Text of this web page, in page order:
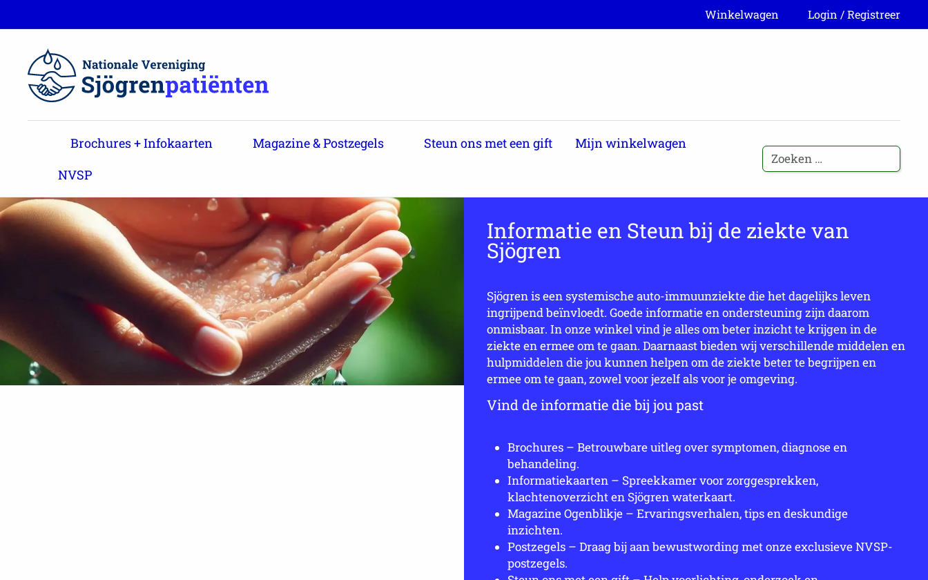
Winkelwagen Login / Registreer
Brochures + Infokaarten Magazine & Postzegels Steun ons met een gift
Mijn winkelwagen
NVSP
Informatie en Steun bij de ziekte van
Sjögren
Sjögren is een systemische auto-immuunziekte die het dagelijks leven
ingrijpend beïnvloedt. Goede informatie en ondersteuning zijn daarom
onmisbaar. In onze winkel vind je alles om beter inzicht te krijgen in de
ziekte en ermee om te gaan. Daarnaast bieden wij verschillende middelen en
hulpmiddelen die jou kunnen helpen om de ziekte beter te begrijpen en
ermee om te gaan, zowel voor jezelf als voor je omgeving.
Vind de informatie die bij jou past
Brochures – Betrouwbare uitleg over symptomen, diagnose en
behandeling.
Informatiekaarten – Spreekkamer voor zorggesprekken,
klachtenoverzicht en Sjögren waterkaart.
Magazine Ogenblikje – Ervaringsverhalen, tips en deskundige
inzichten.
Postzegels – Draag bij aan bewustwording met onze exclusieve NVSP-
postzegels.